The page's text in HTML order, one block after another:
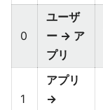
0
ユーザ
ー → ア
プリ
1
アプリ
→